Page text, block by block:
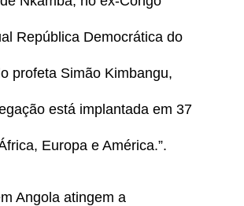
República Democrática do
profeta Simão Kimbangu,
está implantada em 37
Europa e América.”.
Angola atingem a